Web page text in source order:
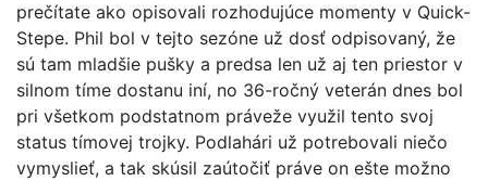
prečítate ako opisovali rozhodujúce momenty v Quick-
Stepe. Phil bol v tejto sezóne už dosť odpisovaný, že
sú tam mladšie pušky a predsa len už aj ten priestor v
silnom tíme dostanu iní, no 36-ročný veterán dnes bol
pri všetkom podstatnom práveže využil tento svoj
status tímovej trojky. Podlahári už potrebovali niečo
vymyslieť, a tak skúsil zaútočiť práve on ešte možno